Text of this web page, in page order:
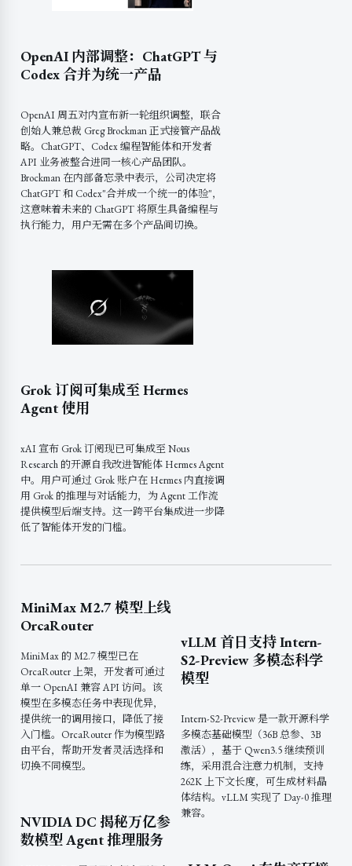
OpenAI 内部调整：ChatGPT 与
Codex 合并为统一产品
OpenAI 周五对内宣布新一轮组织调整，联合
创始人兼总裁 Greg Brockman 正式接管产品战
略。ChatGPT、Codex 编程智能体和开发者
API 业务被整合进同一核心产品团队。
Brockman 在内部备忘录中表示，公司决定将
ChatGPT 和 Codex"合并成一个统一的体验"，
这意味着未来的 ChatGPT 将原生具备编程与
执行能力，用户无需在多个产品间切换。
Grok 订阅可集成至 Hermes
Agent 使用
xAI 宣布 Grok 订阅现已可集成至 Nous
Research 的开源自我改进智能体 Hermes Agent
中。用户可通过 Grok 账户在 Hermes 内直接调
用 Grok 的推理与对话能力，为 Agent 工作流
提供模型后端支持。这一跨平台集成进一步降
低了智能体开发的门槛。
MiniMax M2.7 模型上线
OrcaRouter
MiniMax 的 M2.7 模型已在
OrcaRouter 上架，开发者可通过
单一 OpenAI 兼容 API 访问。该
模型在多模态任务中表现优异，
提供统一的调用接口，降低了接
入门槛。OrcaRouter 作为模型路
由平台，帮助开发者灵活选择和
切换不同模型。
NVIDIA DC 揭秘万亿参
数模型 Agent 推理服务
vLLM 首日支持 Intern-
S2-Preview 多模态科学
模型
Intern-S2-Preview 是一款开源科学
多模态基础模型（36B 总参、3B
激活），基于 Qwen3.5 继续预训
练，采用混合注意力机制，支持
262K 上下文长度，可生成材料晶
体结构。vLLM 实现了 Day-0 推理
兼容。